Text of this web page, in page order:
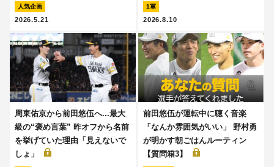
人気企画
2026.5.21
1軍
2026.8.10
周東佑京から前田悠伍へ...最大
級の“褒め言葉” 昨オフから名前
を挙げていた理由「見えないで
しょ」
前田悠伍が運転中に聴く音楽
「なんか雰囲気がいい」 野村勇
が明かす朝ごはんルーティン
【質問箱3】